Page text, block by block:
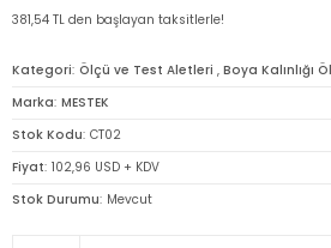
381,54 TL den başlayan taksitlerle!
Kategori Ölçü ve Test Aletleri , Boya Kalınlığı
Marka MESTEK
Stok Kodu CT02
Fiyat 102,96 USD + KDV
Stok Durumu Mevcut